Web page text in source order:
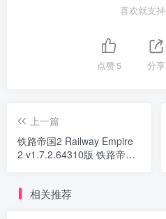
喜欢就支
点赞5 分享
上一篇
铁路帝国2 Railway Empire
2 v1.7.2.64310版 铁路帝国
相关推荐